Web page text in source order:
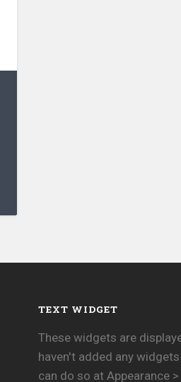
TEXT WIDGET
These widgets are
haven't added any
can do so at Appearance